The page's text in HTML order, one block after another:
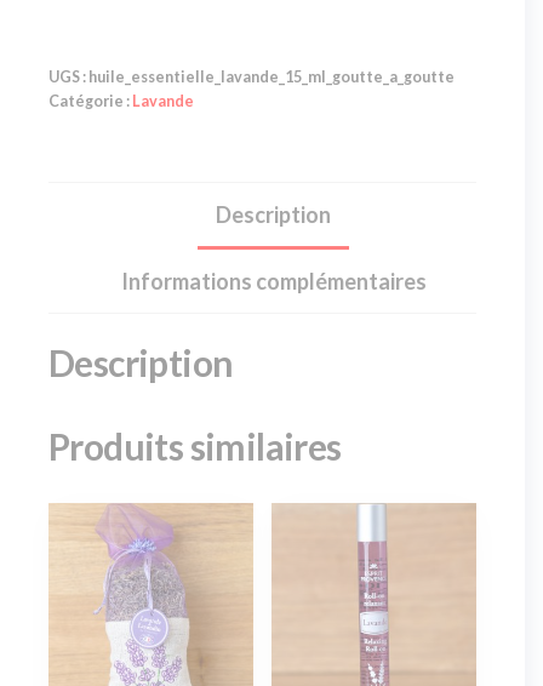
UGS : huile_essentielle_lavande_15_ml_goutte_a_goutte
Catégorie : Lavande
Description
Informations complémentaires
Description
Produits similaires